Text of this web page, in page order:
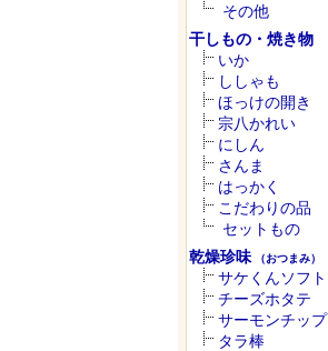
その他
干しもの・焼き物
いか
ししゃも
ほっけの開き
宗八かれい
にしん
さんま
はっかく
こだわりの品
セットもの
乾燥珍味 （おつまみ）
サケくんソフト
チーズホタテ
サーモンチップ
タラ棒